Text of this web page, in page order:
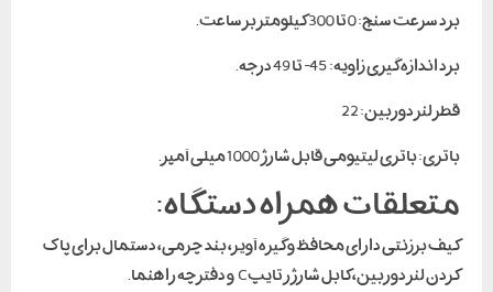
برد سرعت سنج: 0 تا 300 کیلومتر بر ساعت.
برد اندازه گیری زاویه: 45- تا 49 درجه.
قطر لنز دوربین: 22
باتری: باتری لیتیومی قابل شارژ 1000 میلی آمپر.
متعلقات همراه دستگاه:
کیف برزنتی دارای محافظ و گیره آویز، بند چرمی، دستمال برای پاک
کردن لنز دوربین، کابل شارژر تایپC و دفترچه راهنما.